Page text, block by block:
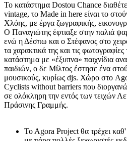
Το κατάστημα Dostou Chance
vintage, το Μade in here είναι το
Χλόης, με έργα ζωγραφικής,
Ο Παναγιώτης έφτιαξε στην παλιά
ενώ η Δέσπω και ο Στέφανος στο
τα χαρακτικά της και τις
κατάστημα με «έξυπνα» παιχνίδια
παιδιών, ο δε Μίλτος έστησε ένα
μουσικούς, κυρίως djs. Χώρο στο
Cyclists without barriers που
σε ολόκληρη την εντός των τειχών
Πράσινης Γραμμής.
To Agora Project θα τρέχει